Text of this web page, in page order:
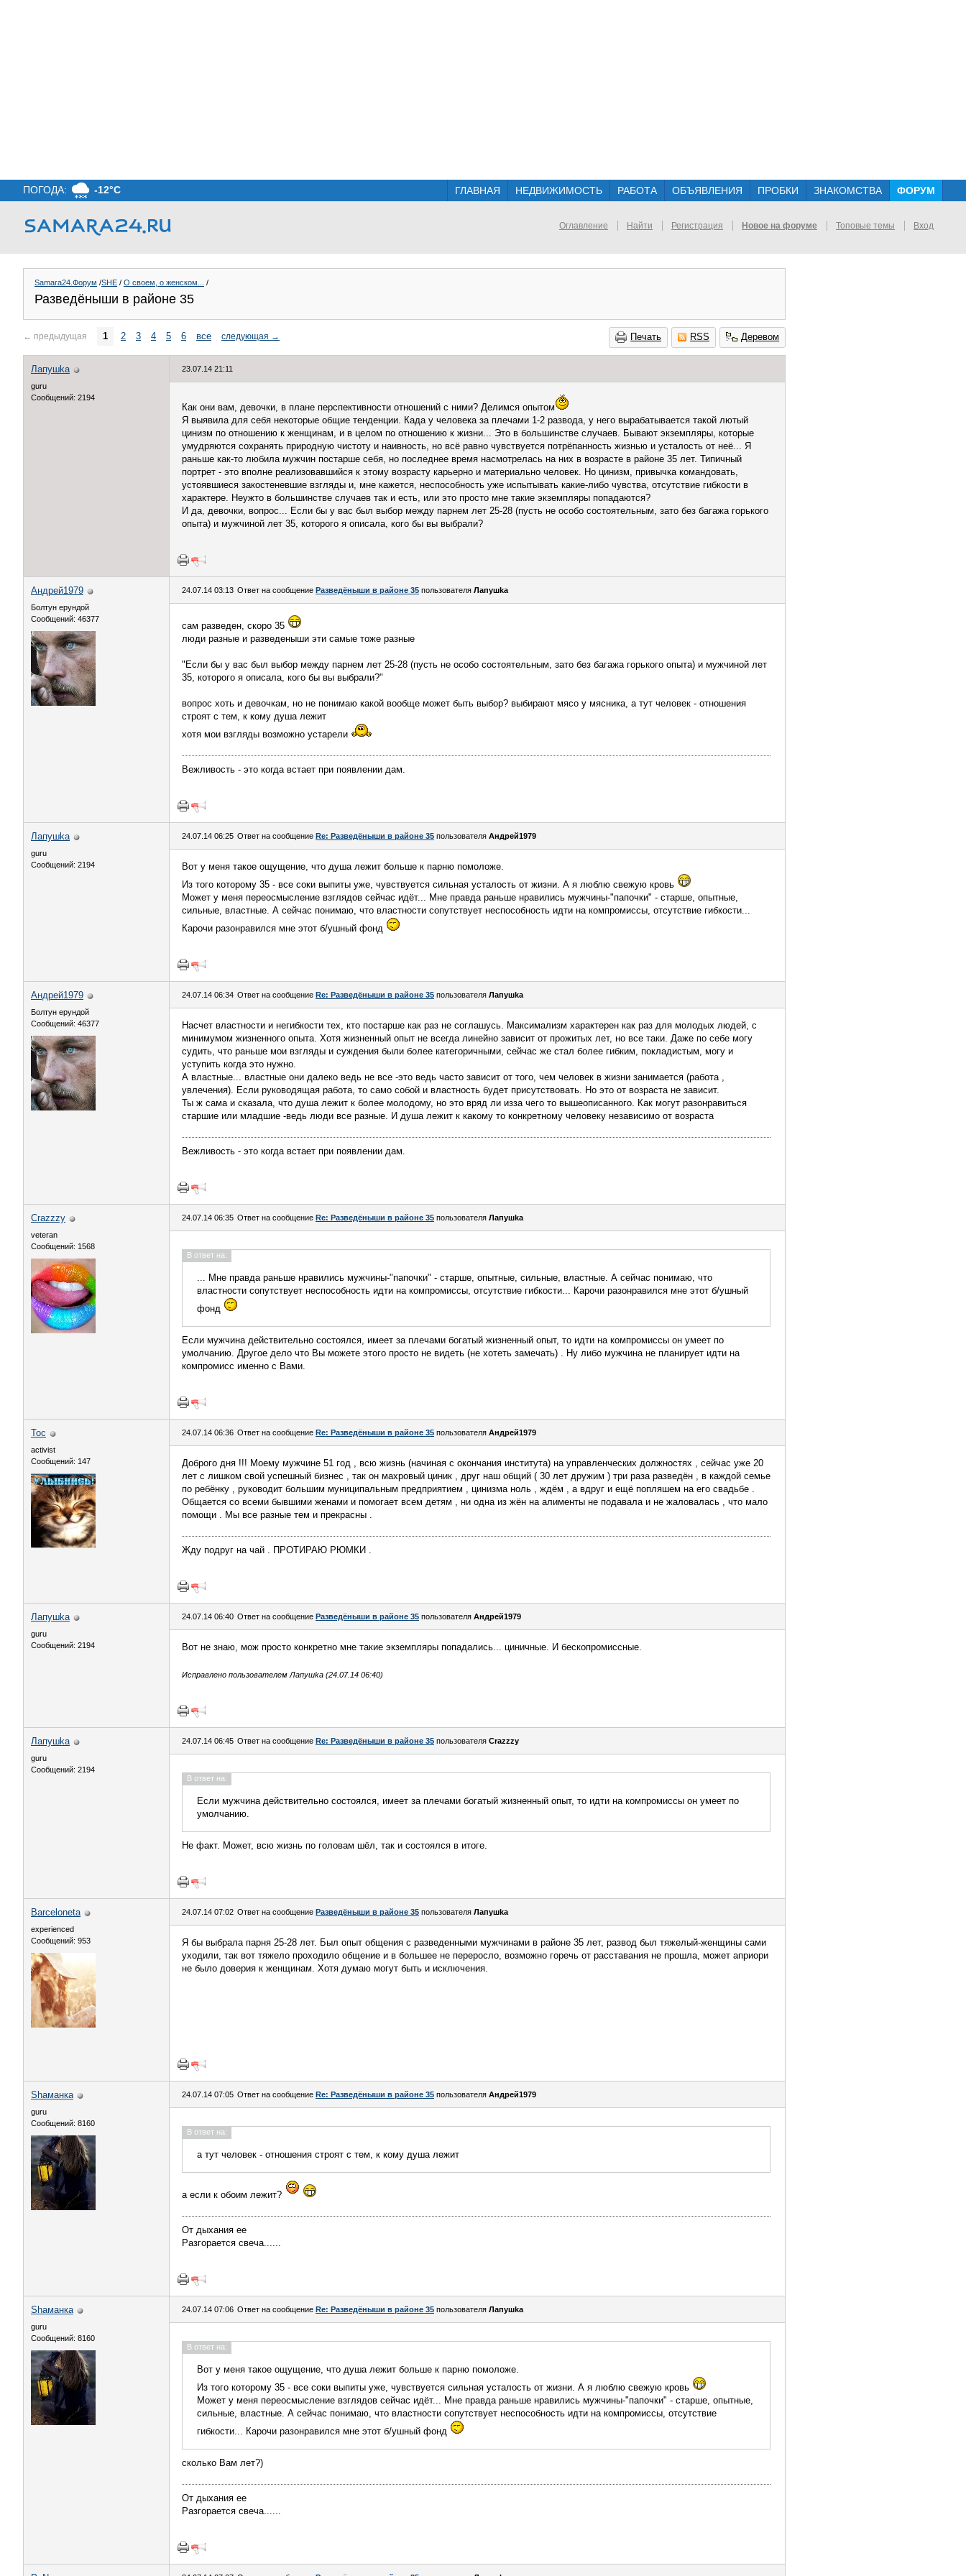
ПОГОДА: -12°C ГЛАВНАЯ НЕДВИЖИМОСТЬ РАБОТА ОБЪЯВЛЕНИЯ ПРОБКИ ЗНАКОМСТВА ФОРУМ
Оглавление Найти Регистрация Новое на форуме Топовые темы Вход
Samara24.Форум /SHE / О своем, о женском... /
Разведёныши в районе 35
Печать RSS Деревом
← предыдущая 1 2 3 4 5 6 все следующая →
Лапушkа
guru
Сообщений: 2194
23.07.14 21:11
Как они вам, девочки, в плане перспективности отношений с ними? Делимся опытом
Я выявила для себя некоторые общие тенденции. Када у человека за плечами 1-2 развода, у него вырабатывается такой лютый
цинизм по отношению к женщинам, и в целом по отношению к жизни... Это в большинстве случаев. Бывают экземпляры, которые
умудряются сохранять природную чистоту и наивность, но всё равно чувствуется потрёпанность жизнью и усталость от неё... Я
раньше как-то любила мужчин постарше себя, но последнее время насмотрелась на них в возрасте в районе 35 лет. Типичный
портрет - это вполне реализовавшийся к этому возрасту карьерно и материально человек. Но цинизм, привычка командовать,
устоявшиеся закостеневшие взгляды и, мне кажется, неспособность уже испытывать какие-либо чувства, отсутствие гибкости в
характере. Неужто в большинстве случаев так и есть, или это просто мне такие экземпляры попадаются?
И да, девочки, вопрос... Если бы у вас был выбор между парнем лет 25-28 (пусть не особо состоятельным, зато без багажа горького
опыта) и мужчиной лет 35, которого я описала, кого бы вы выбрали?
Андрей1979
Болтун ерундой
Сообщений: 46377
24.07.14 03:13 Ответ на сообщение Разведёныши в районе 35 пользователя Лапушkа
сам разведен, скоро 35
люди разные и разведеныши эти самые тоже разные
"Если бы у вас был выбор между парнем лет 25-28 (пусть не особо состоятельным, зато без багажа горького опыта) и мужчиной лет
35, которого я описала, кого бы вы выбрали?"
вопрос хоть и девочкам, но не понимаю какой вообще может быть выбор? выбирают мясо у мясника, а тут человек - отношения
строят с тем, к кому душа лежит
хотя мои взгляды возможно устарели
Вежливость - это когда встает при появлении дам.
Лапушkа
guru
Сообщений: 2194
24.07.14 06:25 Ответ на сообщение Re: Разведёныши в районе 35 пользователя Андрей1979
Вот у меня такое ощущение, что душа лежит больше к парню помоложе.
Из того которому 35 - все соки выпиты уже, чувствуется сильная усталость от жизни. А я люблю свежую кровь
Может у меня переосмысление взглядов сейчас идёт... Мне правда раньше нравились мужчины-"папочки" - старше, опытные,
сильные, властные. А сейчас понимаю, что властности сопутствует неспособность идти на компромиссы, отсутствие гибкости...
Карочи разонравился мне этот б/ушный фонд
Андрей1979
Болтун ерундой
Сообщений: 46377
24.07.14 06:34 Ответ на сообщение Re: Разведёныши в районе 35 пользователя Лапушkа
Насчет властности и негибкости тех, кто постарше как раз не соглашусь. Максимализм характерен как раз для молодых людей, с
минимумом жизненного опыта. Хотя жизненный опыт не всегда линейно зависит от прожитых лет, но все таки. Даже по себе могу
судить, что раньше мои взгляды и суждения были более категоричными, сейчас же стал более гибким, покладистым, могу и
уступить когда это нужно.
А властные... властные они далеко ведь не все -это ведь часто зависит от того, чем человек в жизни занимается (работа ,
увлечения). Если руководящая работа, то само собой и властность будет присутствовать. Но это от возраста не зависит.
Ты ж сама и сказала, что душа лежит к более молодому, но это вряд ли изза чего то вышеописанного. Как могут разонравиться
старшие или младшие -ведь люди все разные. И душа лежит к какому то конкретному человеку независимо от возраста
Вежливость - это когда встает при появлении дам.
Crazzzy
veteran
Сообщений: 1568
24.07.14 06:35 Ответ на сообщение Re: Разведёныши в районе 35 пользователя Лапушkа
В ответ на:
... Мне правда раньше нравились мужчины-"папочки" - старше, опытные, сильные, властные. А сейчас понимаю, что
властности сопутствует неспособность идти на компромиссы, отсутствие гибкости... Карочи разонравился мне этот б/ушный
фонд
Если мужчина действительно состоялся, имеет за плечами богатый жизненный опыт, то идти на компромиссы он умеет по
умолчанию. Другое дело что Вы можете этого просто не видеть (не хотеть замечать) . Ну либо мужчина не планирует идти на
компромисс именно с Вами.
Тос
activist
Сообщений: 147
24.07.14 06:36 Ответ на сообщение Re: Разведёныши в районе 35 пользователя Андрей1979
Доброго дня !!! Моему мужчине 51 год , всю жизнь (начиная с окончания института) на управленческих должностях , сейчас уже 20
лет с лишком свой успешный бизнес , так он махровый циник , друг наш общий ( 30 лет дружим ) три раза разведён , в каждой семье
по ребёнку , руководит большим муниципальным предприятием , цинизма ноль , ждём , а вдруг и ещё попляшем на его свадьбе .
Общается со всеми бывшими женами и помогает всем детям , ни одна из жён на алименты не подавала и не жаловалась , что мало
помощи . Мы все разные тем и прекрасны .
Жду подруг на чай . ПРОТИРАЮ РЮМКИ .
Лапушkа
guru
Сообщений: 2194
24.07.14 06:40 Ответ на сообщение Разведёныши в районе 35 пользователя Андрей1979
Вот не знаю, мож просто конкретно мне такие экземпляры попадались... циничные. И бескопромиссные.
Исправлено пользователем Лапушkа (24.07.14 06:40)
Лапушkа
guru
Сообщений: 2194
24.07.14 06:45 Ответ на сообщение Re: Разведёныши в районе 35 пользователя Crazzzy
В ответ на:
Если мужчина действительно состоялся, имеет за плечами богатый жизненный опыт, то идти на компромиссы он умеет по
умолчанию.
Не факт. Может, всю жизнь по головам шёл, так и состоялся в итоге.
Barceloneta
experienced
Сообщений: 953
24.07.14 07:02 Ответ на сообщение Разведёныши в районе 35 пользователя Лапушkа
Я бы выбрала парня 25-28 лет. Был опыт общения с разведенными мужчинами в районе 35 лет, развод был тяжелый-женщины сами
уходили, так вот тяжело проходило общение и в большее не переросло, возможно горечь от расставания не прошла, может априори
не было доверия к женщинам. Хотя думаю могут быть и исключения.
Shаманка
guru
Сообщений: 8160
24.07.14 07:05 Ответ на сообщение Re: Разведёныши в районе 35 пользователя Андрей1979
В ответ на:
а тут человек - отношения строят с тем, к кому душа лежит
а если к обоим лежит?
От дыхания ее
Разгорается свеча......
Shаманка
guru
Сообщений: 8160
24.07.14 07:06 Ответ на сообщение Re: Разведёныши в районе 35 пользователя Лапушkа
В ответ на:
Вот у меня такое ощущение, что душа лежит больше к парню помоложе.
Из того которому 35 - все соки выпиты уже, чувствуется сильная усталость от жизни. А я люблю свежую кровь
Может у меня переосмысление взглядов сейчас идёт... Мне правда раньше нравились мужчины-"папочки" - старше, опытные,
сильные, властные. А сейчас понимаю, что властности сопутствует неспособность идти на компромиссы, отсутствие
гибкости... Карочи разонравился мне этот б/ушный фонд
сколько Вам лет?)
От дыхания ее
Разгорается свеча......